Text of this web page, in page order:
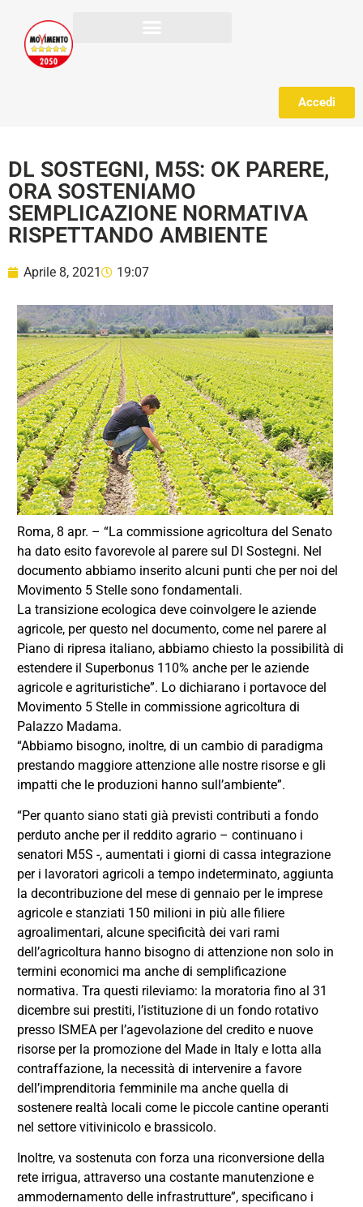
Accedi
DL SOSTEGNI, M5S: OK PARERE,
ORA SOSTENIAMO
SEMPLICAZIONE NORMATIVA
RISPETTANDO AMBIENTE
Aprile 8, 2021 19:07
Roma, 8 apr. – “La commissione agricoltura del Senato
ha dato esito favorevole al parere sul Dl Sostegni. Nel
documento abbiamo inserito alcuni punti che per noi del
Movimento 5 Stelle sono fondamentali.
La transizione ecologica deve coinvolgere le aziende
agricole, per questo nel documento, come nel parere al
Piano di ripresa italiano, abbiamo chiesto la possibilità di
estendere il Superbonus 110% anche per le aziende
agricole e agrituristiche”. Lo dichiarano i portavoce del
Movimento 5 Stelle in commissione agricoltura di
Palazzo Madama.
“Abbiamo bisogno, inoltre, di un cambio di paradigma
prestando maggiore attenzione alle nostre risorse e gli
impatti che le produzioni hanno sull’ambiente”.
“Per quanto siano stati già previsti contributi a fondo
perduto anche per il reddito agrario – continuano i
senatori M5S -, aumentati i giorni di cassa integrazione
per i lavoratori agricoli a tempo indeterminato, aggiunta
la decontribuzione del mese di gennaio per le imprese
agricole e stanziati 150 milioni in più alle filiere
agroalimentari, alcune specificità dei vari rami
dell’agricoltura hanno bisogno di attenzione non solo in
termini economici ma anche di semplificazione
normativa. Tra questi rileviamo: la moratoria fino al 31
dicembre sui prestiti, l’istituzione di un fondo rotativo
presso ISMEA per l’agevolazione del credito e nuove
risorse per la promozione del Made in Italy e lotta alla
contraffazione, la necessità di intervenire a favore
dell’imprenditoria femminile ma anche quella di
sostenere realtà locali come le piccole cantine operanti
nel settore vitivinicolo e brassicolo.
Inoltre, va sostenuta con forza una riconversione della
rete irrigua, attraverso una costante manutenzione e
ammodernamento delle infrastrutture”, specificano i